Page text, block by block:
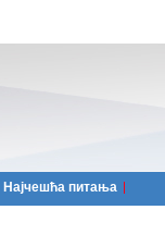
Најчешћa питања